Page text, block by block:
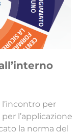
l’incontro per
l’applicazione
la norma del